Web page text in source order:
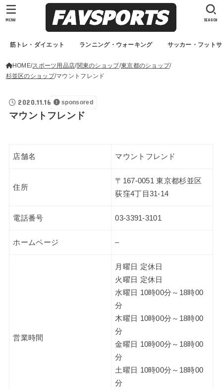
筋トレ・ダイエット ランニング・ウォーキング サッカー・フット
SEARCH
MENU
HOME スポーツ用品店 関東のショップ 東京都のショップ
杉並区のショップ マウントフレンド
2020.11.16 sponsored
マウントフレンド
店舗名 マウントフレンド
住所
〒167-0051 東京都杉並区
荻窪4丁目31-14
電話番号 03-3391-3101
ホームページ –
営業時間
月曜日 定休日
火曜日 定休日
水曜日 10時00分～18時00
分
木曜日 10時00分～18時00
分
金曜日 10時00分～18時00
分
土曜日 10時00分～18時00
分